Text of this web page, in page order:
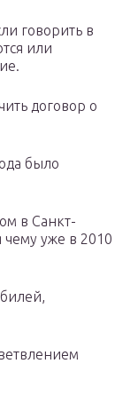
говорить в
или
договор о
было
в Санкт-
чему уже в 2010